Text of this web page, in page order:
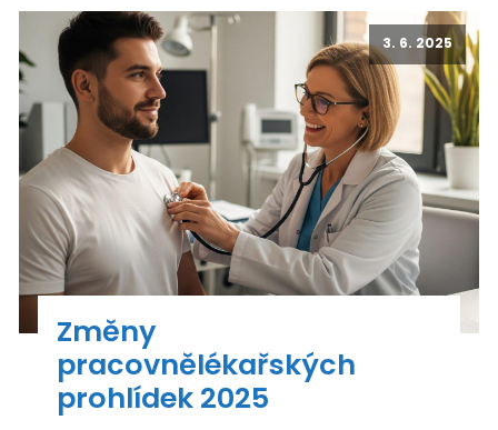
3. 6. 2025
Změny
pracovnělékařských
prohlídek 2025